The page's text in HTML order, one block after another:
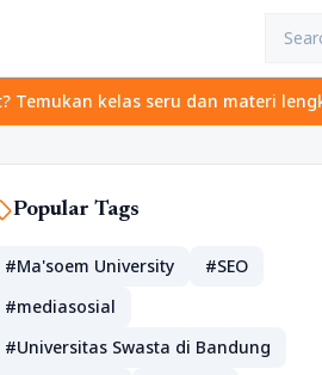
kelas seru dan materi lengkap
Popular Tags
#Ma'soem University
#SEO
#mediasosial
#Universitas Swasta di Bandung